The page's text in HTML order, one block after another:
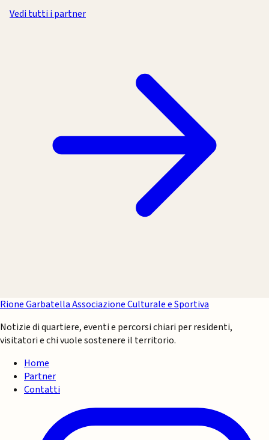
Vedi tutti i partner
Rione GarbatellaAssociazione Culturale e Sportiva
Notizie di quartiere, eventi e percorsi chiari per residenti,
visitatori e chi vuole sostenere il territorio.
Home
Partner
Contatti